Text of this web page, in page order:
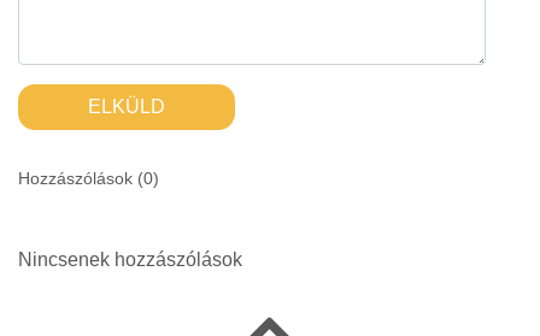
ELKÜLD
Hozzászólások (0)
Nincsenek hozzászólások